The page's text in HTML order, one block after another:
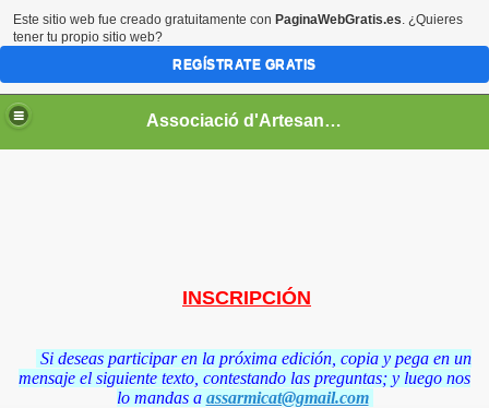
Associació d'Artesans Miniaturistes de Catalunya
INSCRIPCIÓN
Si deseas participar en la próxima edición, copia y pega en un
mensaje el siguiente texto, contestando las preguntas; y luego nos
lo mandas a assarmicat@gmail.com
2009
Este sitio web fue creado gratuitamente con PaginaWebGratis.es. ¿Quieres
tener tu propio sitio web?
REGÍSTRATE GRATIS